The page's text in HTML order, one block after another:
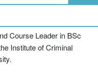
by combining the
In doing so it provides a
analysis of the
is applied to identify
bring together two
Course Leader in BSc
Institute of Criminal